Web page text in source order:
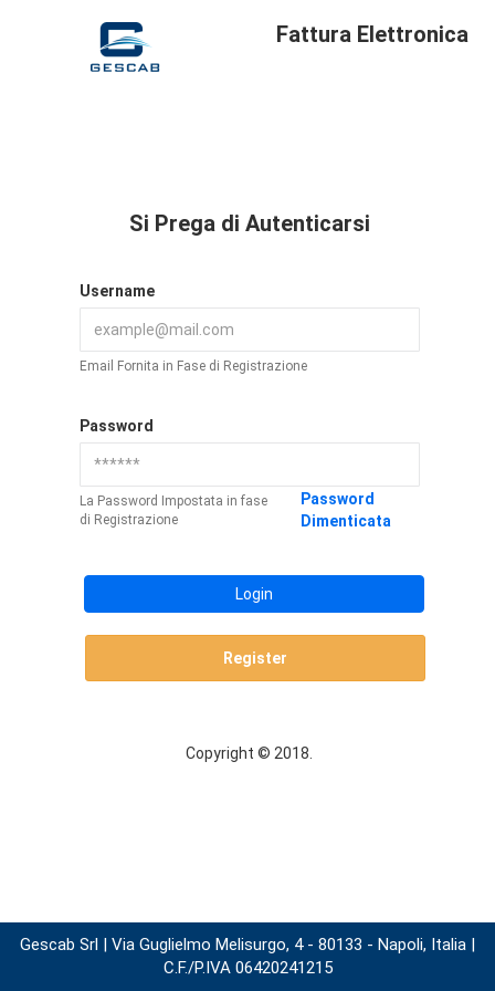
Fattura Elettronica
Si Prega di Autenticarsi
Username
Email Fornita in Fase di Registrazione
Password
La Password Impostata in fase
di Registrazione
Password
Dimenticata
Login
Register
Copyright © 2018.
Gescab Srl | Via Guglielmo Melisurgo, 4 - 80133 - Napoli, Italia |
C.F./P.IVA 06420241215